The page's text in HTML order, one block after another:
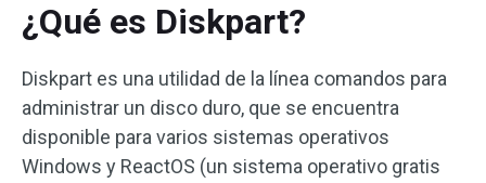
¿Qué es Diskpart?
Diskpart es una utilidad de la línea comandos para
administrar un disco duro, que se encuentra
disponible para varios sistemas operativos
Windows y ReactOS (un sistema operativo gratis